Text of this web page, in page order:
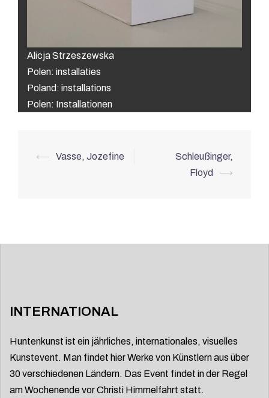
Alicja Strzeszewska
Polen: installaties
Poland: installations
Polen: Installationen
Beitrags-
⟵ Vasse, Jozefine
Schleußinger,
Floyd
⟶
INTERNATIONAL
Huntenkunst ist ein jährliches, internationales, visuelles
Kunstevent. Man findet hier Werke von Künstlern aus über
30 verschiedenen Ländern. Das Event findet in der Regel
am Wochenende vor Christi Himmelfahrt statt.